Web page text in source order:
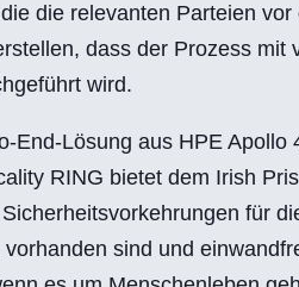
die relevanten Parteien vor
dass der Prozess mit
wird.
End-Lösung aus HPE Apollo
RING bietet dem Irish
für
sind und